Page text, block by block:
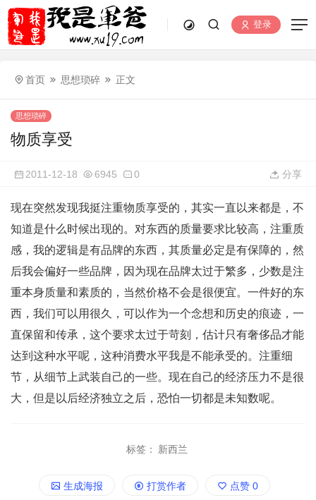
登录
首页 思想琐碎 正文
思想琐碎
物质享受
2011-12-18 6945 0 分享
现在突然发现我挺注重物质享受的，其实一直以来都是，不
知道是什么时候出现的。对东西的质量要求比较高，注重质
感，我的逻辑是有品牌的东西，其质量必定是有保障的，然
后我会偏好一些品牌，因为现在品牌太过于繁多，少数是注
重本身质量和素质的，当然价格不会是很便宜。一件好的东
西，我们可以用很久，可以作为一个念想和历史的痕迹，一
直保留和传承，这个要求太过于苛刻，估计只有奢侈品才能
达到这种水平呢，这种消费水平我是不能承受的。注重细
节，从细节上武装自己的一些。现在自己的经济压力不是很
大，但是以后经济独立之后，恐怕一切都是未知数呢。
标签： 新西兰
生成海报 打赏作者 点赞 0